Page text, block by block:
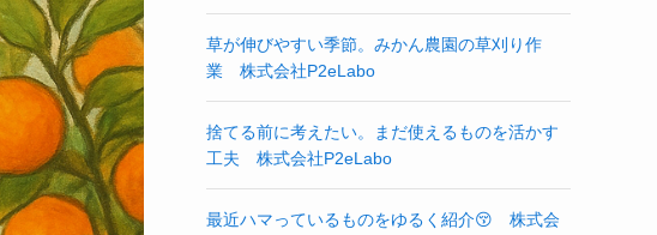
草が伸びやすい季節。みかん農園の草刈り作
業 株式会社P2eLabo
捨てる前に考えたい。まだ使えるものを活かす
工夫 株式会社P2eLabo
最近ハマっているものをゆるく紹介😚 株式会